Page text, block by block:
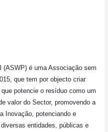
(ASWP) é uma Associação sem
que tem por objecto criar
potencie o resíduo como um
valor do Sector, promovendo a
Inovação, potenciando e
entidades, públicas e